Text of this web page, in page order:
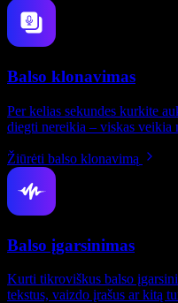
Balso klonavimas
Per kelias sekundes kurkite
diegti nereikia – viskas veikia
Žiūrėti balso klonavimą
Balso įgarsinimas
Kurti tikroviškus balso
tekstus, vaizdo įrašus ar kitą